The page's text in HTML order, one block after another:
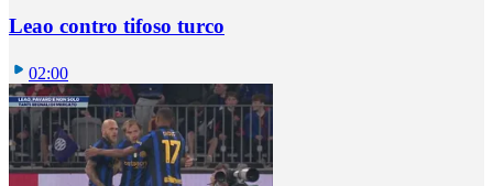
Leao contro tifoso turco
02:00